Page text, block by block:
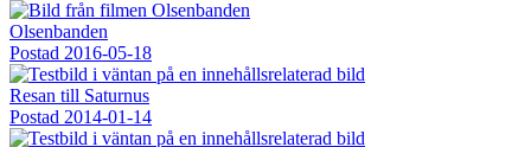
Olsenbanden
Postad 2016-05-18
Resan till Saturnus
Postad 2014-01-14